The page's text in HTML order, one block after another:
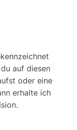
auf diesen
oder eine
erhalte ich